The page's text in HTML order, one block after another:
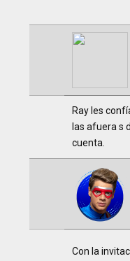
Ray les
las afuera s
cuenta.
Con la